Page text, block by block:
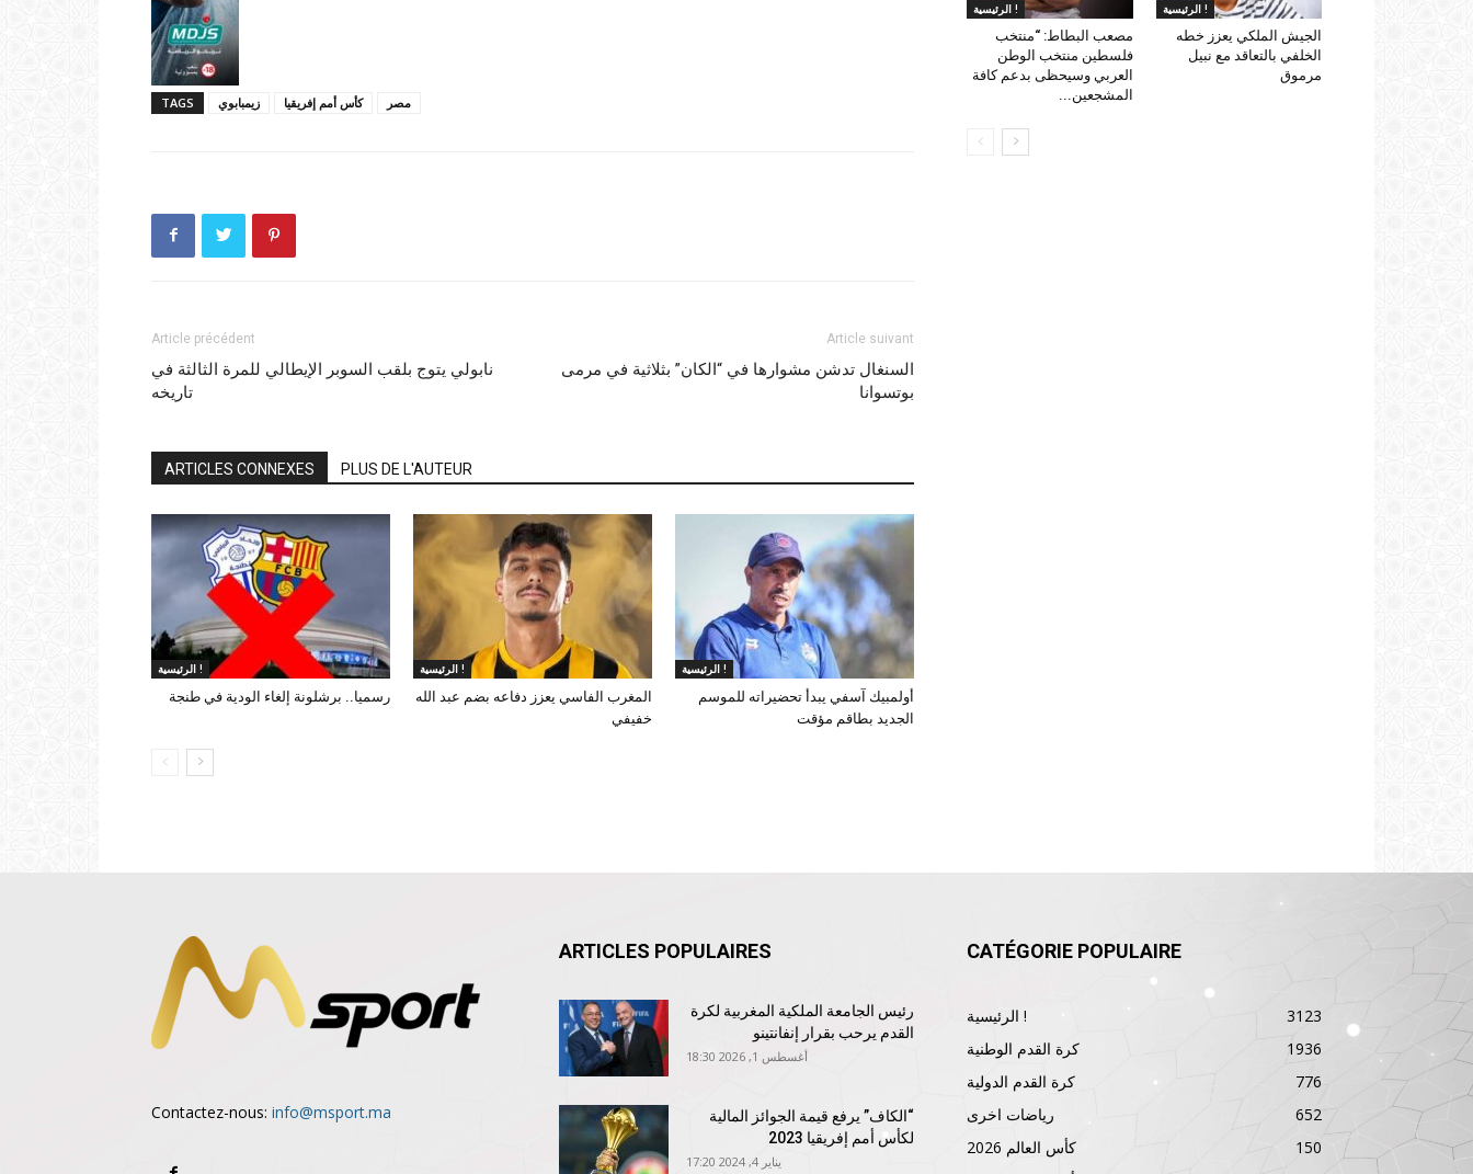
TAGS زيمبابوي كأس أمم إفريقيا مصر
Article précédent
نابولي يتوج بلقب السوبر الإيطالي للمرة الثالثة في
تاريخه
Article suivant
السنغال تدشن مشوارها في “الكان” بثلاثية في مرمى
بوتسوانا
ARTICLES CONNEXES PLUS DE L'AUTEUR
الرئيسية !
رسميا.. برشلونة إلغاء الودية في طنجة
الرئيسية !
المغرب الفاسي يعزز دفاعه بضم عبد الله
خفيفي
الرئيسية !
أولمبيك آسفي يبدأ تحضيراته للموسم
الجديد بطاقم مؤقت
الرئيسية !
مصعب البطاط: “منتخب
فلسطين منتخب الوطن
العربي وسيحظى بدعم كافة
المشجعين...
الرئيسية !
الجيش الملكي يعزز خطه
الخلفي بالتعاقد مع نبيل
مرموق
Contactez-nous: info@msport.ma
ARTICLES POPULAIRES
رئيس الجامعة الملكية المغربية لكرة
القدم يرحب بقرار إنفانتينو
أغسطس 1, 2026 18:30
“الكاف” يرفع قيمة الجوائز المالية
لكأس أمم إفريقيا 2023
يناير 4, 2024 17:20
CATÉGORIE POPULAIRE
الرئيسية !
3123
كرة القدم الوطنية
1936
كرة القدم الدولية
776
رياضات اخرى
652
كأس العالم 2026
150